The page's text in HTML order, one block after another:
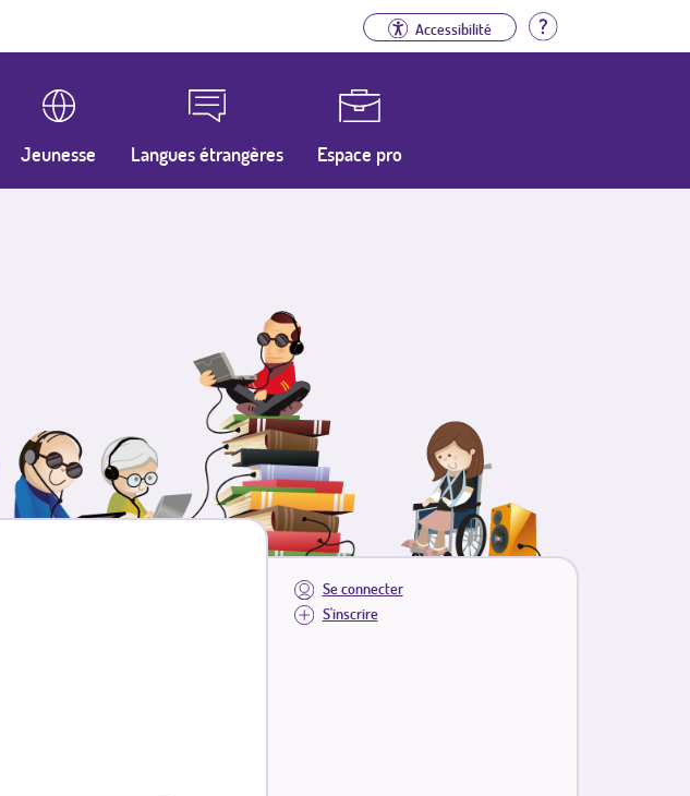
Accessibilité Aide
Jeunesse Langues étrangères Espace pro
Se connecter
S'inscrire